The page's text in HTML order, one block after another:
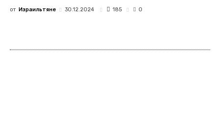
от Израильтяне 30.12.2024 185 0